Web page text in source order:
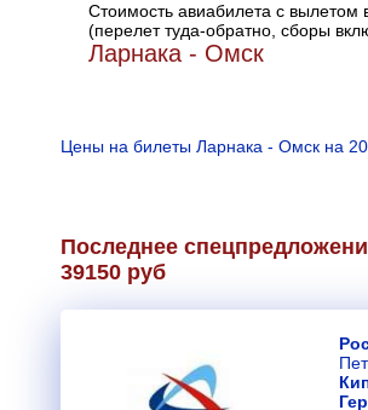
Стоимость авиабилета с вылетом
(перелет туда-обратно, сборы
Ларнака - Омск
Цены на билеты Ларнака - Омск на
Последнее
39150 руб